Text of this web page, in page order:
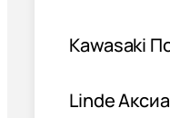
Kawasaki
Linde